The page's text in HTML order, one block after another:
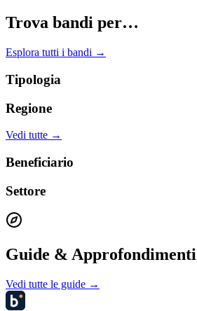
Trova bandi per…
Esplora tutti i bandi →
Tipologia
Regione
Vedi tutte →
Beneficiario
Settore
Guide & Approfondimenti
Vedi tutte le guide →